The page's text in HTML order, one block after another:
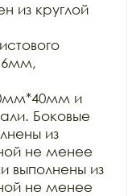
из круглой
6мм,
и
Боковые
из
не менее
выполнены из
не менее